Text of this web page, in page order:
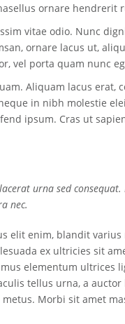
ornare hendrerit
vitae odio. Nunc
ornare lacus ut,
vel porta quam nunc
Aliquam lacus erat,
in nibh molestie
ipsum. Cras ut
urna sed consequat.
nec.
elit enim, blandit
ex ultricies sit
elementum ultrices
tellus urna, a
Morbi sit amet